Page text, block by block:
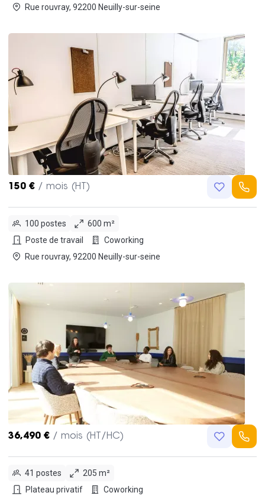
Rue rouvray, 92200 Neuilly-sur-seine
150 € / mois (HT)
100 postes
600 m²
Poste de travail
Coworking
Rue rouvray, 92200 Neuilly-sur-seine
36,490 € / mois (HT/HC)
41 postes
205 m²
Plateau privatif
Coworking